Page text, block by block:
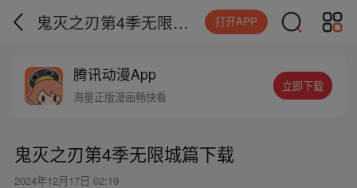
鬼灭之刃第4季无限城篇下载 打开APP
腾讯动漫App
海量正版漫画畅快看
立即下载
鬼灭之刃第4季无限城篇下载
2024年12月17日 02:19